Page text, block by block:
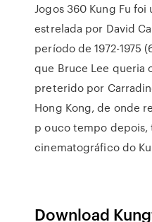
Jogos 360 Kung Fu
estrelada por David
período de 1972-1975
que Bruce Lee queria
preterido por
Hong Kong, de onde
p ouco tempo depois,
cinematográfico do
Download